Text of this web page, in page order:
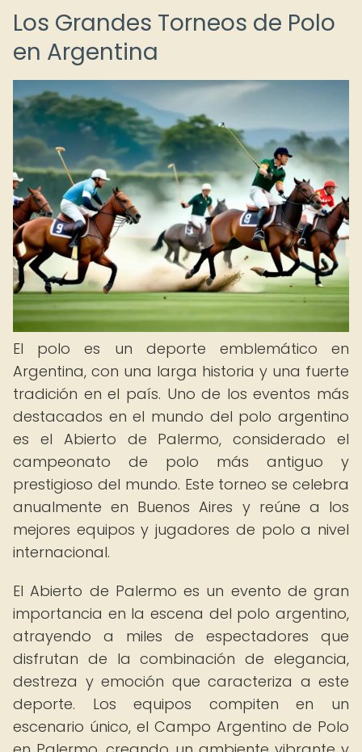
Los Grandes Torneos de Polo
en Argentina
El polo es un deporte emblemático en
Argentina, con una larga historia y una fuerte
tradición en el país. Uno de los eventos más
destacados en el mundo del polo argentino
es el Abierto de Palermo, considerado el
campeonato de polo más antiguo y
prestigioso del mundo. Este torneo se celebra
anualmente en Buenos Aires y reúne a los
mejores equipos y jugadores de polo a nivel
internacional.
El Abierto de Palermo es un evento de gran
importancia en la escena del polo argentino,
atrayendo a miles de espectadores que
disfrutan de la combinación de elegancia,
destreza y emoción que caracteriza a este
deporte. Los equipos compiten en un
escenario único, el Campo Argentino de Polo